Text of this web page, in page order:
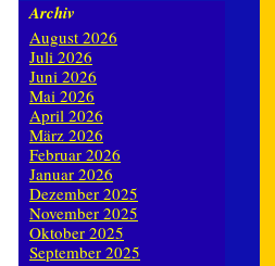
Archiv
August 2026
Juli 2026
Juni 2026
Mai 2026
April 2026
März 2026
Februar 2026
Januar 2026
Dezember 2025
November 2025
Oktober 2025
September 2025